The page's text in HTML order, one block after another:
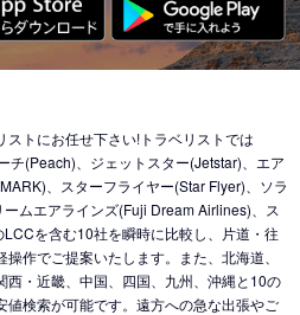
バンクーバー (カナダ)
シカゴ (アメリカ)
ロサンゼルス (アメリカ)
ミネアポリス (アメリカ)
トロント (カナダ)
コナ-ハワイ島 (ハワイ)
中国) 東京 (成田国際空港)→香港 (香港)
(インド)
(アラブ首長国)
ジャカルタ (インドネシア)
島 (インドネシア)
ィ（フィジー） (フィジー)
ルンプール (マレーシア)
トにお任せ下さい!トラベリストでは
チ(Peach)、ジェットスター(Jetstar)、エア
、スターフライヤー(Star Flyer)、ソラ
ムエアラインズ(Fuji Dream Airlines)、ス
を含む10社を瞬時に比較し、片道・往
作でご提案いたします。また、北海道、
西・近畿、中国、四国、九州、沖縄と10の
値検索が可能です。遠方への急な出張やご